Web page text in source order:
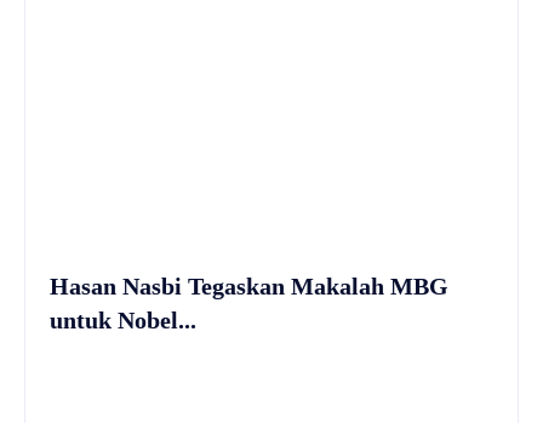
Hasan Nasbi Tegaskan Makalah MBG
untuk Nobel...